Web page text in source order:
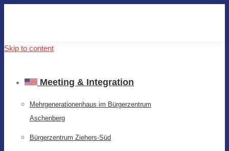
Skip to content
Meeting & Integration
Mehrgenerationenhaus im Bürgerzentrum
Aschenberg
Bürgerzentrum Ziehers-Süd